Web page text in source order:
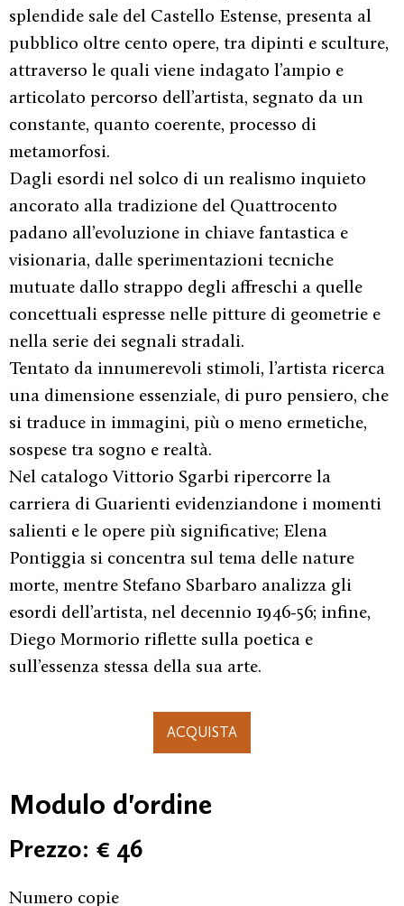
splendide sale del Castello Estense, presenta al
pubblico oltre cento opere, tra dipinti e sculture,
attraverso le quali viene indagato l’ampio e
articolato percorso dell’artista, segnato da un
constante, quanto coerente, processo di
metamorfosi.
Dagli esordi nel solco di un realismo inquieto
ancorato alla tradizione del Quattrocento
padano all’evoluzione in chiave fantastica e
visionaria, dalle sperimentazioni tecniche
mutuate dallo strappo degli affreschi a quelle
concettuali espresse nelle pitture di geometrie e
nella serie dei segnali stradali.
Tentato da innumerevoli stimoli, l’artista ricerca
una dimensione essenziale, di puro pensiero, che
si traduce in immagini, più o meno ermetiche,
sospese tra sogno e realtà.
Nel catalogo Vittorio Sgarbi ripercorre la
carriera di Guarienti evidenziandone i momenti
salienti e le opere più significative; Elena
Pontiggia si concentra sul tema delle nature
morte, mentre Stefano Sbarbaro analizza gli
esordi dell’artista, nel decennio 1946-56; infine,
Diego Mormorio riflette sulla poetica e
sull’essenza stessa della sua arte.
ACQUISTA
Modulo d'ordine
Prezzo: € 46
Numero copie